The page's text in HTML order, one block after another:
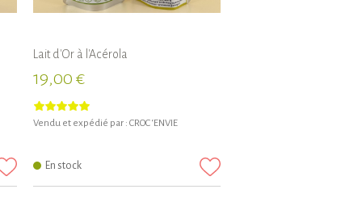
Lait d'Or à l'Acérola
19,00 €
Vendu et expédié par : CROC ‘ENVIE
En stock